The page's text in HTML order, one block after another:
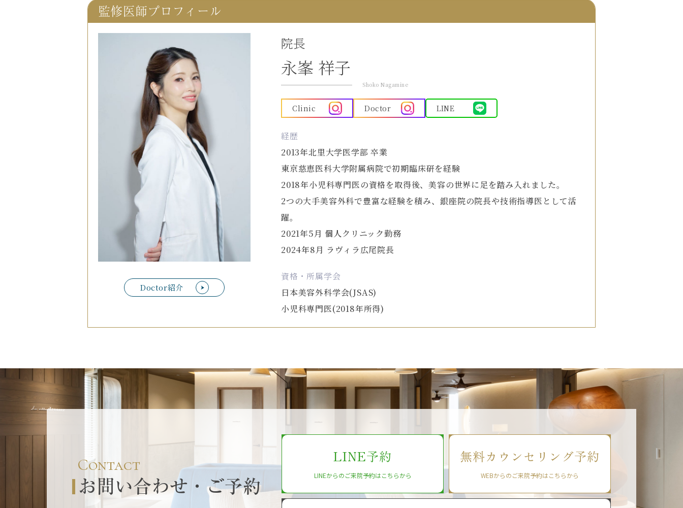
監修医師プロフィール
Doctor紹介
院長
永峯 祥子
Shoko Nagamine
Clinic Doctor LINE
経歴
2013年北里大学医学部 卒業
東京慈恵医科大学附属病院で初期臨床研を経験
2018年小児科専門医の資格を取得後、美容の世界に足を踏み入れました。
2つの大手美容外科で豊富な経験を積み、銀座院の院長や技術指導医として活
躍。
2021年5月 個人クリニック勤務
2024年8月 ラヴィラ広尾院長
資格・所属学会
日本美容外科学会(JSAS)
小児科専門医(2018年所得)
Contact
お問い合わせ・ご予約
LINE予約
LINEからのご来院予約はこちらから
無料カウンセリング予約
WEBからのご来院予約はこちらから